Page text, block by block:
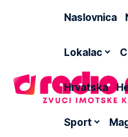
Naslovnica
Lokalac
Hrvatska
Sport